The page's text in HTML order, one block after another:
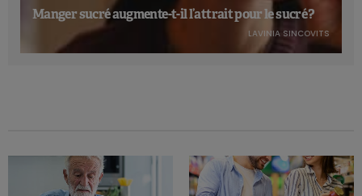
Manger sucré augmente-t-il l’attrait pour le sucré ?
LAVINIA SINCOVITS